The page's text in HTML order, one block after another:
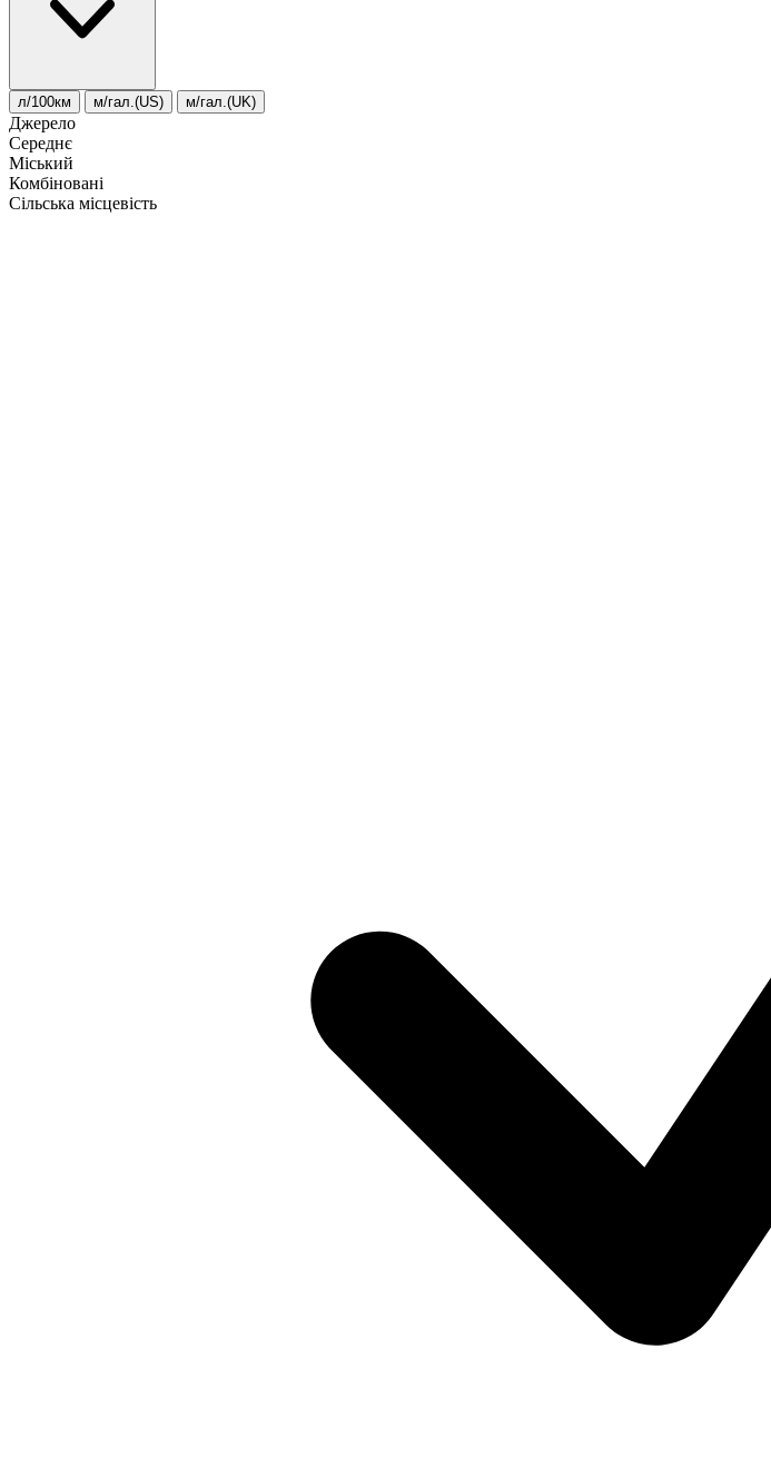
л/100км м/гал.(US) м/гал.(UK)
Джерело
Середнє
Міський
Комбіновані
Сільська місцевість